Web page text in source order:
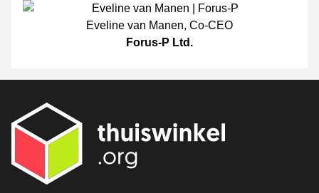
Eveline van Manen, Co-CEO
Forus-P Ltd.